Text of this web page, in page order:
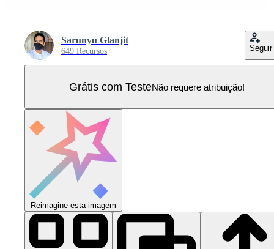
Sarunyu Glanjit
649 Recursos Seguir
Grátis com TesteNão requere atribuição!
Reimagine esta imagem